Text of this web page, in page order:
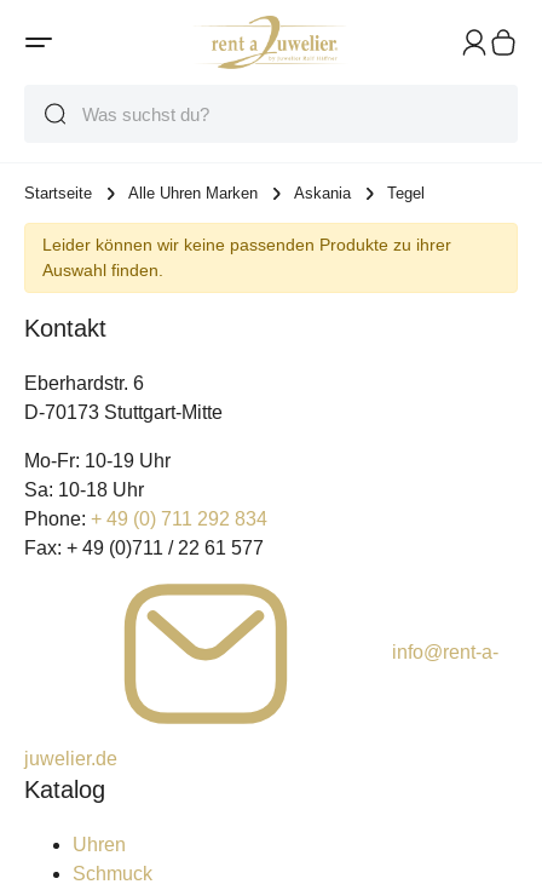
Startseite Alle Uhren Marken Askania Tegel
Leider können wir keine passenden Produkte zu ihrer
Auswahl finden.
Kontakt
Eberhardstr. 6
D-70173 Stuttgart-Mitte
Mo-Fr: 10-19 Uhr
Sa: 10-18 Uhr
Phone: + 49 (0) 711 292 834
Fax: + 49 (0)711 / 22 61 577
info@rent-a-
juwelier.de
Katalog
Uhren
Schmuck